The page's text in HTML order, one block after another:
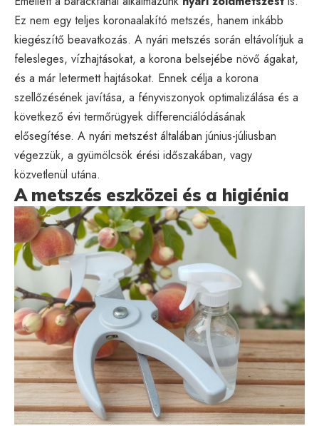
Ez nem egy teljes koronaalakító metszés, hanem inkább
kiegészítő beavatkozás. A nyári metszés során eltávolítjuk a
felesleges, vízhajtásokat, a korona belsejébe növő ágakat,
és a már letermett hajtásokat. Ennek célja a korona
szellőzésének javítása, a fényviszonyok optimalizálása és a
következő évi termőrügyek differenciálódásának
elősegítése. A nyári metszést általában június-júliusban
végezzük, a gyümölcsök érési időszakában, vagy
közvetlenül utána.
A metszés eszközei és a higiénia